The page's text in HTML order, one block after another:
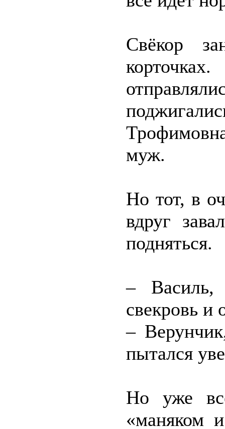
Свёкор
муж.
Но тот, в
вдруг
подняться.
–
свекровь и
–
пытался
Но уже
«маняком